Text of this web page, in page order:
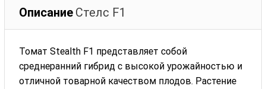
Описание Стелс F1
Томат Stealth F1 представляет собой
среднеранний гибрид с высокой урожайностью и
отличной товарной качеством плодов. Растение